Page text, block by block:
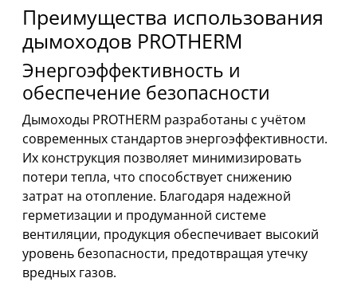
Преимущества использования
дымоходов PROTHERM
Энергоэффективность и
обеспечение безопасности
Дымоходы PROTHERM разработаны с учётом
современных стандартов энергоэффективности.
Их конструкция позволяет минимизировать
потери тепла, что способствует снижению
затрат на отопление. Благодаря надежной
герметизации и продуманной системе
вентиляции, продукция обеспечивает высокий
уровень безопасности, предотвращая утечку
вредных газов.